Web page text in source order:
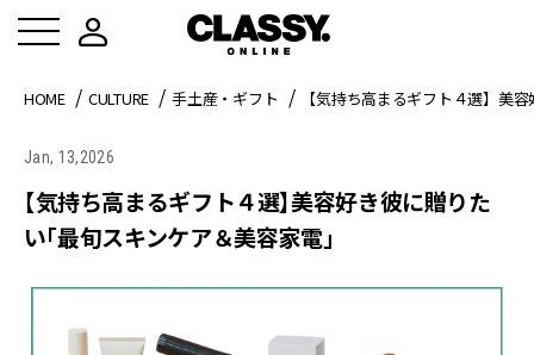
HOME CULTURE 手土産・ギフト 【気持ち高まるギフト４選】美
Jan, 13,2026
【気持ち高まるギフト４選】美容好き彼に贈りた
い「最旬スキンケア＆美容家電」